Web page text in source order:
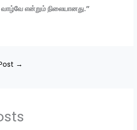
என்றும் நிலையானது.”
→